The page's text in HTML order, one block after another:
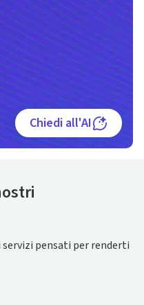
Chiedi all'AI
pensati per renderti